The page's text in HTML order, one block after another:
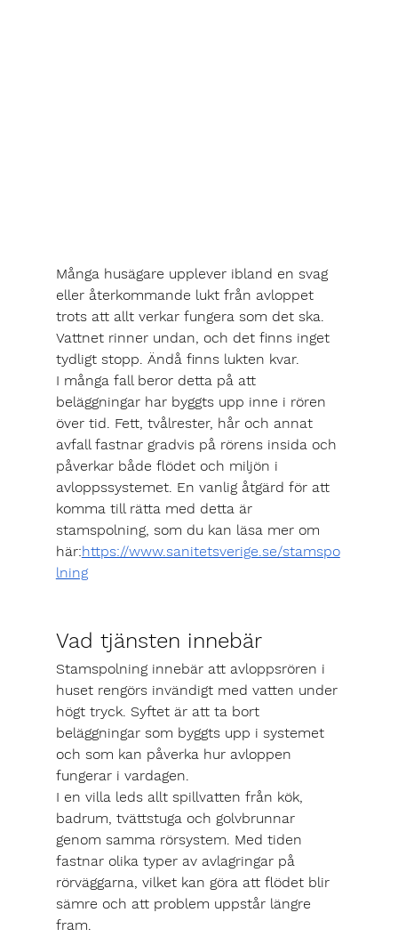
Många husägare upplever ibland en svag
eller återkommande lukt från avloppet
trots att allt verkar fungera som det ska.
Vattnet rinner undan, och det finns inget
tydligt stopp. Ändå finns lukten kvar.
I många fall beror detta på att
beläggningar har byggts upp inne i rören
över tid. Fett, tvålrester, hår och annat
avfall fastnar gradvis på rörens insida och
påverkar både flödet och miljön i
avloppssystemet. En vanlig åtgärd för att
komma till rätta med detta är
stamspolning, som du kan läsa mer om
här:https://www.sanitetsverige.se/stamspo
lning
Vad tjänsten innebär
Stamspolning innebär att avloppsrören i
huset rengörs invändigt med vatten under
högt tryck. Syftet är att ta bort
beläggningar som byggts upp i systemet
och som kan påverka hur avloppen
fungerar i vardagen.
I en villa leds allt spillvatten från kök,
badrum, tvättstuga och golvbrunnar
genom samma rörsystem. Med tiden
fastnar olika typer av avlagringar på
rörväggarna, vilket kan göra att flödet blir
sämre och att problem uppstår längre
fram.